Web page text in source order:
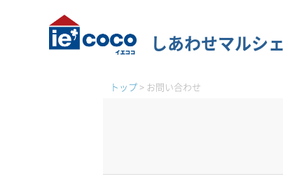
しあわせマルシェ
トップ > お問い合わせ